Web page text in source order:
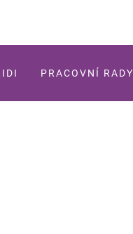
PRACOVNÍ RADY